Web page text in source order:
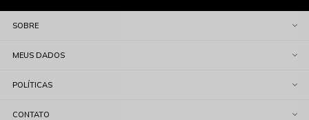
SOBRE
MEUS DADOS
POLÍTICAS
CONTATO